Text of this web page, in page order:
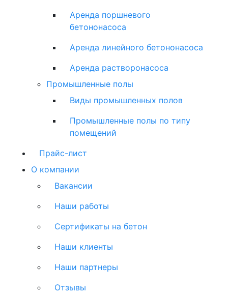
Аренда поршневого
бетононасоса
Аренда линейного бетононасоса
Аренда растворонасоса
Промышленные полы
Виды промышленных полов
Промышленные полы по типу
помещений
Прайс-лист
О компании
Вакансии
Наши работы
Сертификаты на бетон
Наши клиенты
Наши партнеры
Отзывы